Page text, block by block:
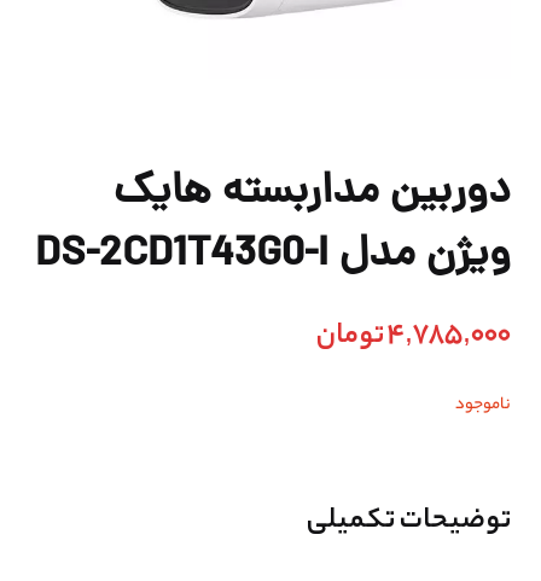
دوربین مداربسته هایک
ویژن مدل DS-2CD1T43G0-I
4,785,000تومان
ناموجود
توضیحات تکمیلی